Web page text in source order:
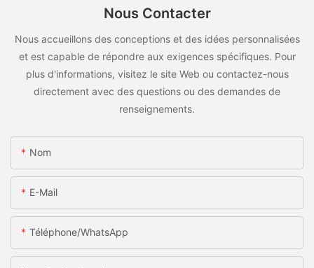
Nous Contacter
Nous accueillons des conceptions et des idées personnalisées
et est capable de répondre aux exigences spécifiques. Pour
plus d'informations, visitez le site Web ou contactez-nous
directement avec des questions ou des demandes de
renseignements.
Nom
E-Mail
Téléphone/WhatsApp